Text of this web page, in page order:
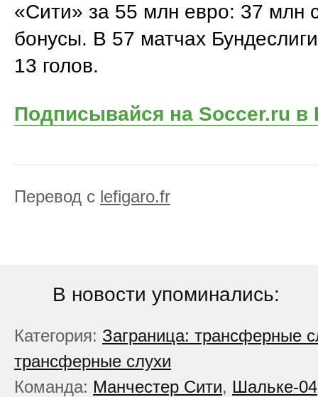
«Сити» за 55 млн евро: 37 млн
бонусы. В 57 матчах
13 голов.
Подписывайся на Soccer.ru в
Перевод с lefigaro.fr
В новости упоминались:
Категория: Заграница: трансферные
трансферные слухи
Команда: Манчестер Сити, Шальке-04